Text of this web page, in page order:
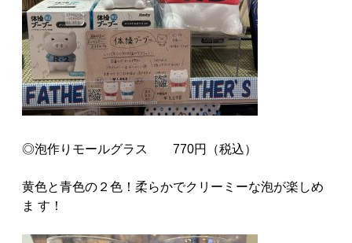
◎泡作りモールグラス 770円（税込）
黄色と青色の２色！柔らかでクリーミーな泡が楽しめ
ま す！